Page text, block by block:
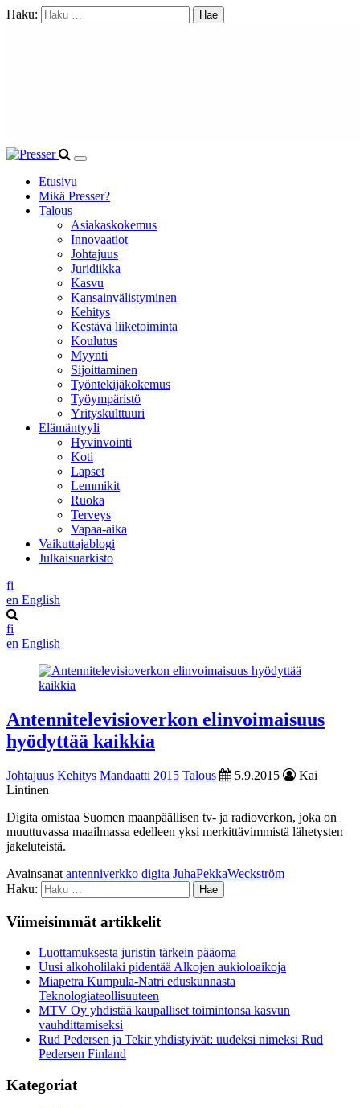
Haku:
Etusivu
Mikä Presser?
Talous
Asiakaskokemus
Innovaatiot
Johtajuus
Juridiikka
Kasvu
Kansainvälistyminen
Kehitys
Kestävä liiketoiminta
Koulutus
Myynti
Sijoittaminen
Työntekijäkokemus
Työympäristö
Yrityskulttuuri
Elämäntyyli
Hyvinvointi
Koti
Lapset
Lemmikit
Ruoka
Terveys
Vapaa-aika
Vaikuttajablogi
Julkaisuarkisto
fi
en English
fi
en English
Antennitelevisioverkon elinvoimaisuus
hyödyttää kaikkia
Johtajuus Kehitys Mandaatti 2015 Talous 5.9.2015
Kai
Lintinen
Digita omistaa Suomen maanpäällisen tv- ja radioverkon, joka on
muuttuvassa maailmassa edelleen yksi merkittävimmistä lähetysten
jakeluteistä.
Avainsanat antenniverkko digita JuhaPekkaWeckström
Haku:
Viimeisimmät artikkelit
Luottamuksesta juristin tärkein pääoma
Uusi alkoholilaki pidentää Alkojen aukioloaikoja
Miapetra Kumpula-Natri eduskunnasta
Teknologiateollisuuteen
MTV Oy yhdistää kaupalliset toimintonsa kasvun
vauhdittamiseksi
Rud Pedersen ja Tekir yhdistyivät: uudeksi nimeksi Rud
Pedersen Finland
Kategoriat